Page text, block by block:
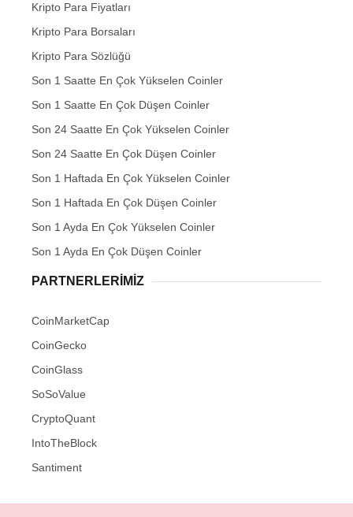
Kripto Para Fiyatları
Kripto Para Borsaları
Kripto Para Sözlüğü
Son 1 Saatte En Çok Yükselen Coinler
Son 1 Saatte En Çok Düşen Coinler
Son 24 Saatte En Çok Yükselen Coinler
Son 24 Saatte En Çok Düşen Coinler
Son 1 Haftada En Çok Yükselen Coinler
Son 1 Haftada En Çok Düşen Coinler
Son 1 Ayda En Çok Yükselen Coinler
Son 1 Ayda En Çok Düşen Coinler
PARTNERLERIMIZ
CoinMarketCap
CoinGecko
CoinGlass
SoSoValue
CryptoQuant
IntoTheBlock
Santiment